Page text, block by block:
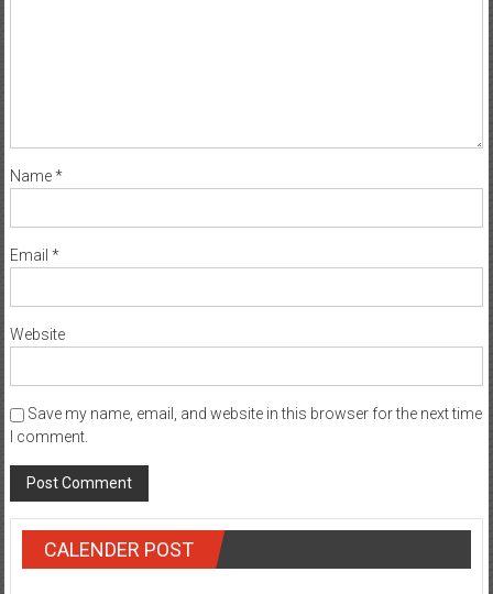
Name*
Email *
Website
Save my name, email, and website in this browser for the next time
I comment.
CALENDER POST